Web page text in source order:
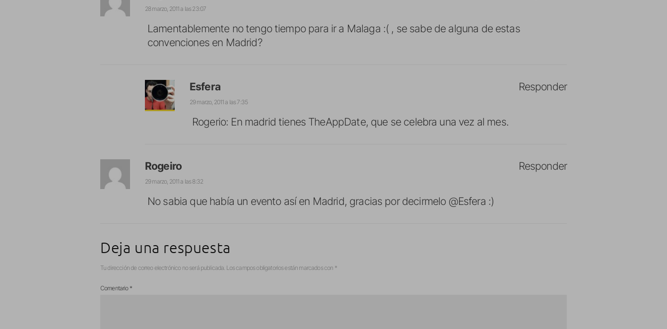
28 marzo, 2011 a las 23:07
Lamentablemente no tengo tiempo para ir a Malaga :( , se sabe de alguna de estas
convenciones en Madrid?
Esfera
29 marzo, 2011 a las 7:35
Rogerio: En madrid tienes TheAppDate, que se celebra una vez al mes.
Responder
Rogeiro
29 marzo, 2011 a las 8:32
No sabia que había un evento así en Madrid, gracias por decirmelo @Esfera :)
Responder
Deja una respuesta
Tu dirección de correo electrónico no será publicada. Los campos obligatorios están marcados con *
Comentario *